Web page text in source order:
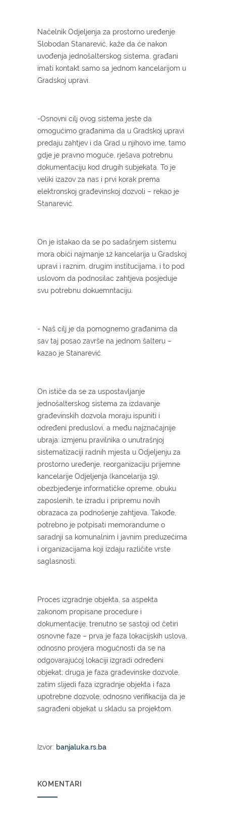
Načelnik Odjeljenja za prostorno uređenje
Slobodan Stanarević, kaže da će nakon
uvođenja jednošalterskog sistema, građani
imati kontakt samo sa jednom kancelarijom u
Gradskoj upravi.
-Osnovni cilj ovog sistema jeste da
omogućimo građanima da u Gradskoj upravi
predaju zahtjev i da Grad u njihovo ime, tamo
gdje je pravno moguće, rješava potrebnu
dokumentaciju kod drugih subjekata. To je
veliki izazov za nas i prvi korak prema
elektronskoj građevinskoj dozvoli – rekao je
Stanarević.
On je istakao da se po sadašnjem sistemu
mora obići najmanje 12 kancelarija u Gradskoj
upravi i raznim, drugim institucijama, i to pod
uslovom da podnosilac zahtjeva posjeduje
svu potrebnu dokuemntaciju.
- Naš cilj je da pomognemo građanima da
sav taj posao završe na jednom šalteru –
kazao je Stanarević.
On ističe da se za uspostavljanje
jednošalterskog sistema za izdavanje
građevinskih dozvola moraju ispuniti i
određeni preduslovi, a među najznačajnije
ubraja: izmjenu pravilnika o unutrašnjoj
sistematizaciji radnih mjesta u Odjeljenju za
prostorno uređenje, reorganizaciju prijemne
kancelarije Odjeljenja (kancelarija 19),
obezbjeđenje informatičke opreme, obuku
zaposlenih, te izradu i pripremu novih
obrazaca za podnošenje zahtjeva. Takođe,
potrebno je potpisati memorandume o
saradnji sa komunalnim i javnim preduzećima
i organizacijama koji izdaju različite vrste
saglasnosti.
Proces izgradnje objekta, sa aspekta
zakonom propisane procedure i
dokumentacije, trenutno se sastoji od četiri
osnovne faze – prva je faza lokacijskih uslova,
odnosno provjera mogućnosti da se na
odgovarajućoj lokaciji izgradi određeni
objekat; druga je faza građevinske dozvole,
zatim slijedi faza izgradnje objekta i faza
upotrebne dozvole, odnosno verifikacija da je
sagrađeni objekat u skladu sa projektom.
Izvor: banjaluka.rs.ba
KOMENTARI